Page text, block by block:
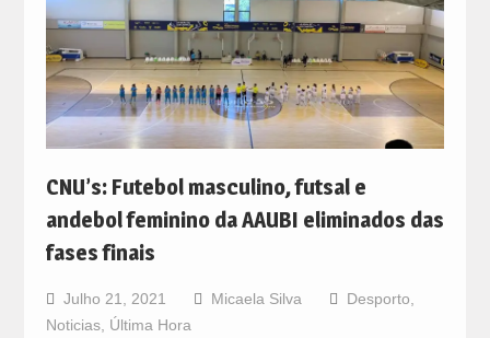
CNU’s: Futebol masculino, futsal e
andebol feminino da AAUBI eliminados das
fases finais
Julho 21, 2021 Micaela Silva Desporto
Noticias, Última Hora